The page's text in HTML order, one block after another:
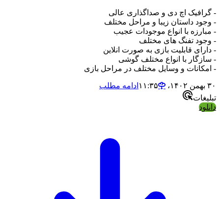
- گرافیک اچ دی و صداگذاری عالی
- وجود داستان زیبا و مراحل مختلف
- مبارزه با انواع موجودات عجیب
- وجود تفنگ های مختلف
- دارای قابلیت بازی به صورت انلاین
- سازگار با انواع مختلف گوشی
- امکانات و وسایل مختلف در مراحل بازی
۳۰ بهمن ۱۴۰۲،‏ ۱۱:۳۵
ادامه مطلب
تبلیغات
دانلود